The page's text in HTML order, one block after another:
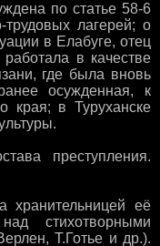
по статье 58-6
лагерей; о
в Елабуге, отец
в качестве
где была вновь
осужденная, к
края; в Туруханске
преступления.
хранительницей её
стихотворными
Т.Готье и др.).